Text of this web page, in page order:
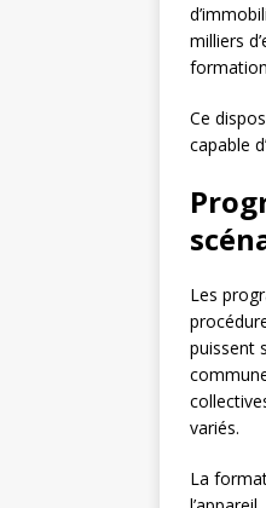
milliers
Ce
capable
Les
puissent
variés.
La